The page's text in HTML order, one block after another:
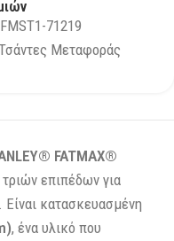
FMST1-71219
Μεταφοράς
FATMAX®
επιπέδων για
Είναι κατασκευασμένη
, ένα υλικό που